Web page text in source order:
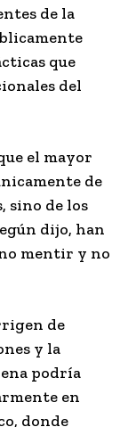
de la
que
del
el mayor
de
sino de los
dijo, han
mentir y no
de
y la
podría
en
donde